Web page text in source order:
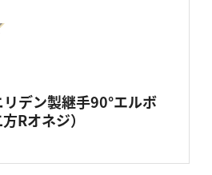
デン製継手90°エルボ
方Rオネジ）